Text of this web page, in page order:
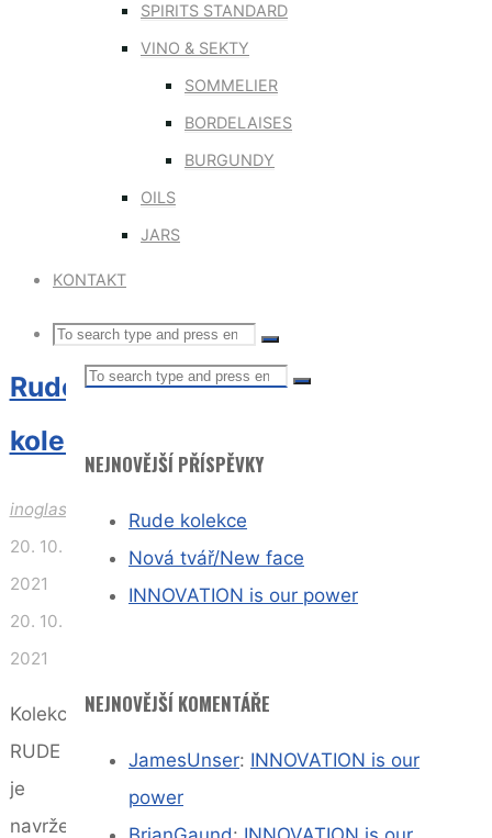
SPIRITS STANDARD
VINO & SEKTY
SOMMELIER
BORDELAISES
BURGUNDY
OILS
JARS
KONTAKT
SEARCH
Search
for:
Search
Rude
kolekce
inoglascz
20. 10.
2021
20. 10.
2021
Kolekce
RUDE
je
navržena
Search
Search
NEJNOVĚJŠÍ PŘÍSPĚVKY
Rude kolekce
Nová tvář/New face
INNOVATION is our power
NEJNOVĚJŠÍ KOMENTÁŘE
JamesUnser: INNOVATION is our
power